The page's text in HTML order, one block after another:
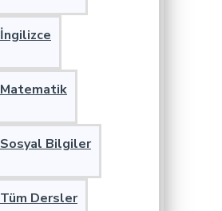
İngilizce
Matematik
Sosyal Bilgiler
Tüm Dersler